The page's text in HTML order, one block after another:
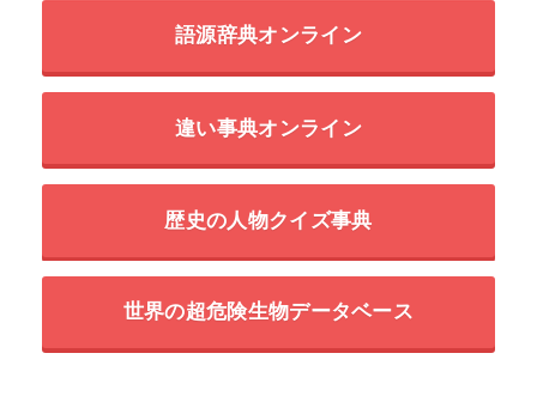
語源辞典オンライン
違い事典オンライン
歴史の人物クイズ事典
世界の超危険生物データベース